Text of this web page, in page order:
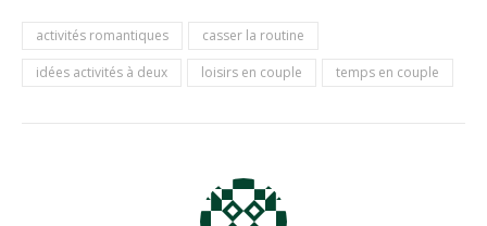
activités romantiques
casser la routine
idées activités à deux
loisirs en couple temps en couple